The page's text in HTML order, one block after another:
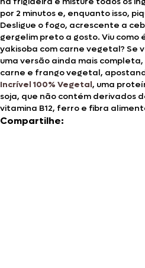
por 2 minutos e, enquanto isso,
Desligue o fogo, acrescente a
gergelim preto a gosto. Viu
yakisoba com carne vegetal? Se
uma versão ainda mais
carne e frango vegetal,
Incrível 100% Vegetal, uma
soja, que não contém derivados
vitamina B12, ferro e fibra
Compartilhe: